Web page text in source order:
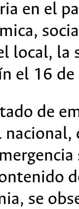
en el
local, la
el 16
de
se